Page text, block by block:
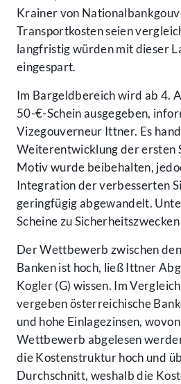
Krainer von
Transportkosten seien
langfristig würden mit dieser
eingespart.
Im Bargeldbereich wird ab 4.
50-€-Schein ausgegeben,
Vizegouverneur Ittner. Es
Weiterentwicklung der ersten
Motiv wurde beibehalten,
Integration der verbesserten
geringfügig abgewandelt.
Scheine zu
Der Wettbewerb zwischen
Banken ist hoch, ließ Ittner
Kogler (G) wissen. Im
vergeben österreichische
und hohe Einlagezinsen,
Wettbewerb abgelesen
die Kostenstruktur hoch und
Durchschnitt, weshalb die